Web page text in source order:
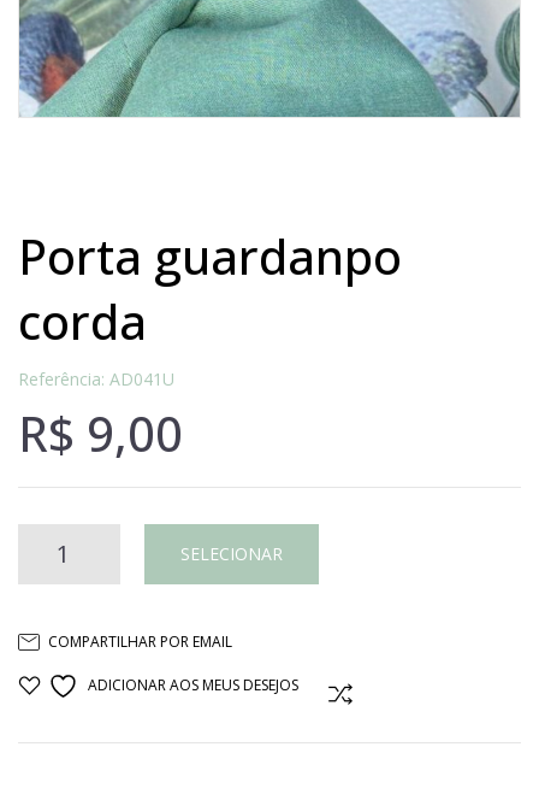
porta guardanpo
corda
Referência: AD041U
R$ 9,00
PORTA
CORDA
SELECIONAR
COMPARTILHAR POR EMAIL
ADICIONAR AOS MEUS DESEJOS